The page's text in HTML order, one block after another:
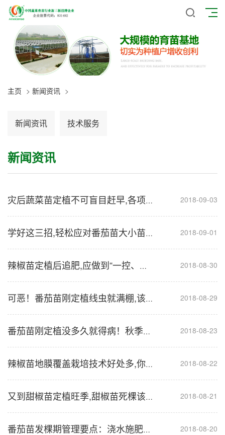
主页 > 新闻资讯 >
新闻资讯 技术服务
新闻资讯
灾后蔬菜苗定植不可盲目赶早,各项程序不能少 2018-09-03
学好这三招,轻松应对番茄苗大小苗现象 2018-09-01
辣椒苗定植后追肥,应做到“一控、二促、三保、四忌” 2018-08-30
可恶！番茄苗刚定植线虫就满棚,该如何防治？ 2018-08-29
番茄苗刚定植没多久就得病！秋季需警惕番茄黄化曲叶病 2018-08-23
辣椒苗地膜覆盖栽培技术好处多,你学会了吗？ 2018-08-22
又到甜椒苗定植旺季,甜椒苗死棵该如何预防？ 2018-08-21
番茄苗发棵期管理要点：浇水施肥有讲究 2018-08-20